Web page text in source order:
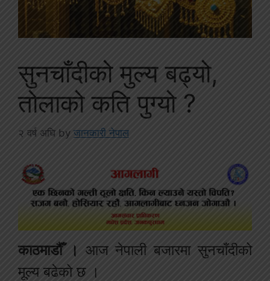
सुनचाँदीको मुल्य बढ्यो,
तोलाको कति पुग्यो ?
२ वर्ष अघि by जानकारी नेपाल
काठमाडौँ । आज नेपाली बजारमा सुनचाँदीको
मूल्य बढेको छ ।